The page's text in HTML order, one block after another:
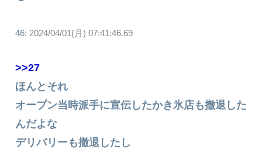
46: 2024/04/01(月) 07:41:46.69
>>27
ほんとそれ
オープン当時派手に宣伝したかき氷店も撤退した
んだよな
デリバリーも撤退したし